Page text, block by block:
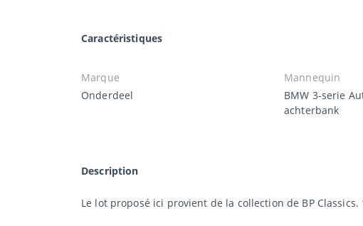
Caractéristiques
Marque
Onderdeel
Mannequin
BMW 3-serie
achterbank
Description
Le lot proposé ici provient de la collection de BP Classics.